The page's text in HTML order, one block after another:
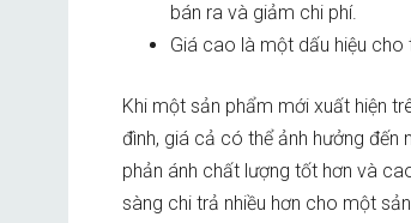
bán ra và giảm chi phí.
Giá cao là một dấu hiệu
Khi một sản phẩm mới xuất hiện
đình, giá cả có thể ảnh hưởng
phản ánh chất lượng tốt hơn và
sàng chi trả nhiều hơn cho một